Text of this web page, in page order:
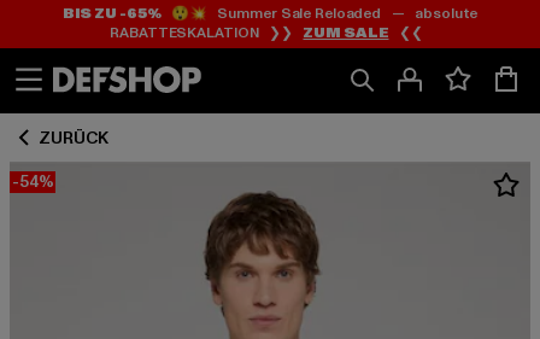
Zum
Inhalt
springen
Zum
Fußzeile
springen
BIS ZU -65%😲💥 Summer Sale Reloaded — absolute
RABATTESKALATION ❯❯ ZUM SALE ❮❮
ZURÜCK
-54%